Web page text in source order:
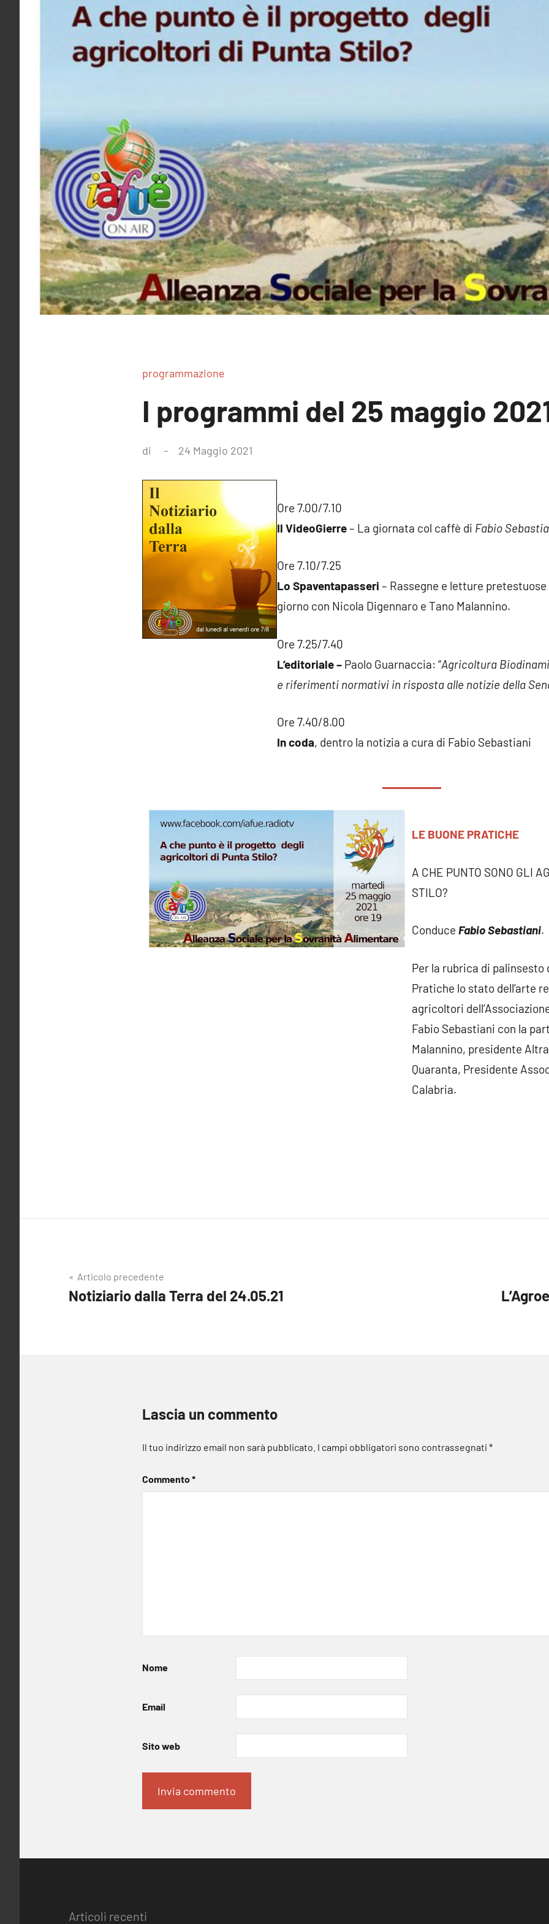
programmazione
I programmi del 25 maggio
di 24 Maggio 2021
Ore 7.00/7.10
Il VideoGierre– La giornata col caffè di Fabio
Ore 7.10/7.25
Lo Spaventapasseri – Rassegne e letture
giorno con Nicola Digennaro e Tano Malannino.
Ore 7.25/7.40
L’editoriale –Paolo Guarnaccia: “Agricoltura
e riferimenti normativi in risposta alle notizie della
Ore 7.40/8.00
In coda, dentro la notizia a cura di Fabio Sebastiani
LE BUONE PRATICHE
A CHE PUNTO SONO GLI
STILO?
Conduce Fabio Sebastiani.
Per la rubrica di palinsesto
Pratiche lo stato dell’arte
agricoltori
Fabio Sebastiani con la
Malannino, presidente
Quaranta, Presidente
Calabria.
Navigazione
articoli
Articolo precedente
Notiziario dalla Terra del 24.05.21
Lascia un commento
Il tuo indirizzo email non sarà pubblicato. I campi obbligatori sono contrassegnati *
Commento*
Nome
Email
Sito web
Articoli recenti